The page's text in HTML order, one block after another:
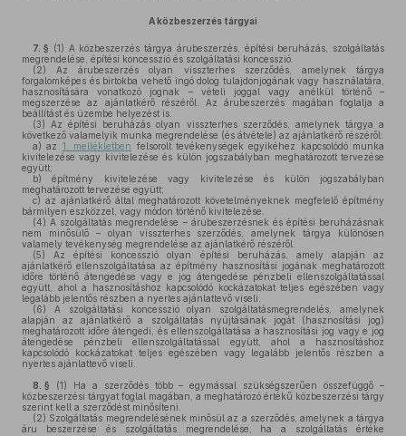
A közbeszerzés tárgyai
7. § (1) A közbeszerzés tárgya árubeszerzés, építési beruházás, szolgáltatás
megrendelése, építési koncesszió és szolgáltatási koncesszió.
(2) Az árubeszerzés olyan visszterhes szerződés, amelynek tárgya
forgalomképes és birtokba vehető ingó dolog tulajdonjogának vagy használatára,
hasznosítására vonatkozó jognak – vételi joggal vagy anélkül történő –
megszerzése az ajánlatkérő részéről. Az árubeszerzés magában foglalja a
beállítást és üzembe helyezést is.
(3) Az építési beruházás olyan visszterhes szerződés, amelynek tárgya a
következő valamelyik munka megrendelése (és átvétele) az ajánlatkérő részéről:
a) az 1. mellékletben felsorolt tevékenységek egyikéhez kapcsolódó munka
kivitelezése vagy kivitelezése és külön jogszabályban meghatározott tervezése
együtt;
b) építmény kivitelezése vagy kivitelezése és külön jogszabályban
meghatározott tervezése együtt;
c) az ajánlatkérő által meghatározott követelményeknek megfelelő építmény
bármilyen eszközzel, vagy módon történő kivitelezése.
(4) A szolgáltatás megrendelése – árubeszerzésnek és építési beruházásnak
nem minősülő – olyan visszterhes szerződés, amelynek tárgya különösen
valamely tevékenység megrendelése az ajánlatkérő részéről.
(5) Az építési koncesszió olyan építési beruházás, amely alapján az
ajánlatkérő ellenszolgáltatása az építmény hasznosítási jogának meghatározott
időre történő átengedése vagy e jog átengedése pénzbeli ellenszolgáltatással
együtt, ahol a hasznosításhoz kapcsolódó kockázatokat teljes egészében vagy
legalább jelentős részben a nyertes ajánlattevő viseli.
(6) A szolgáltatási koncesszió olyan szolgáltatásmegrendelés, amelynek
alapján az ajánlatkérő a szolgáltatás nyújtásának jogát (hasznosítási jog)
meghatározott időre átengedi, és ellenszolgáltatása a hasznosítási jog vagy e jog
átengedése pénzbeli ellenszolgáltatással együtt, ahol a hasznosításhoz
kapcsolódó kockázatokat teljes egészében vagy legalább jelentős részben a
nyertes ajánlattevő viseli.
8. § (1) Ha a szerződés több – egymással szükségszerűen összefüggő –
közbeszerzési tárgyat foglal magában, a meghatározó értékű közbeszerzési tárgy
szerint kell a szerződést minősíteni.
(2) Szolgáltatás megrendelésének minősül az a szerződés, amelynek a tárgya
áru beszerzése és szolgáltatás megrendelése, ha a szolgáltatás értéke